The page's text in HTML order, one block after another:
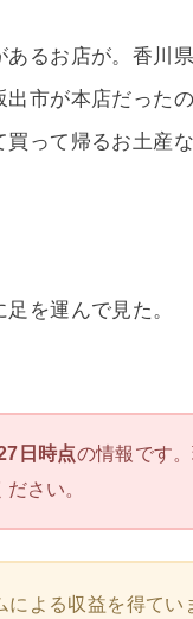
るお店が。香川
市が本店だった
って帰るお土産
を運んで見た。
日時点の情報です
さい。
よる収益を得てい